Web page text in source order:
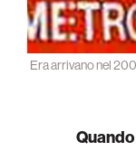
Era arrivano nel